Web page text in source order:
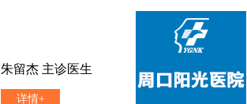
朱留杰 主诊医生
详情+